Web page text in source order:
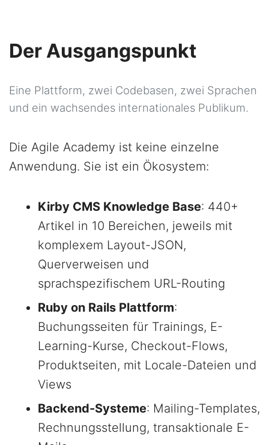
Der Ausgangspunkt
Eine Plattform, zwei Codebasen, zwei Sprachen
und ein wachsendes internationales Publikum.
Die Agile Academy ist keine einzelne
Anwendung. Sie ist ein Ökosystem:
Kirby CMS Knowledge Base: 440+
Artikel in 10 Bereichen, jeweils mit
komplexem Layout-JSON,
Querverweisen und
sprachspezifischem URL-Routing
Ruby on Rails Plattform:
Buchungsseiten für Trainings, E-
Learning-Kurse, Checkout-Flows,
Produktseiten, mit Locale-Dateien und
Views
Backend-Systeme: Mailing-Templates,
Rechnungsstellung, transaktionale E-